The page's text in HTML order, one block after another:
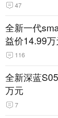
47
全新一代
益价14.99万
116
全新深蓝
万元
7